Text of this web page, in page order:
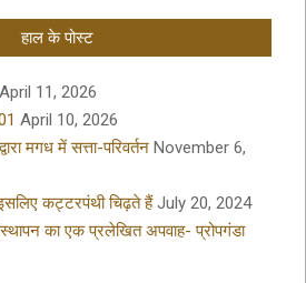
हाल के पोस्ट
April 11, 2026
April 10, 2026
मगध में सत्ता-परिवर्तन November 6,
कट्टरपंथी चिढ़ते हैं July 20, 2024
का एक प्रलेखित अपवाह- प्रोपगंडा